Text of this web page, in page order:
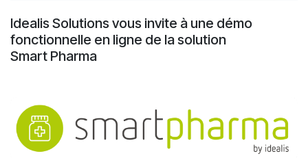
Idealis Solutions vous invite à une démo
fonctionnelle en ligne de la solution
Smart Pharma